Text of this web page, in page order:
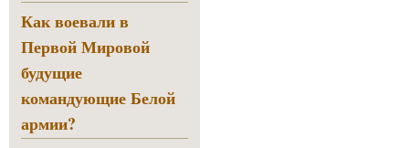
Как воевали в
Первой Мировой
будущие
командующие Белой
армии?